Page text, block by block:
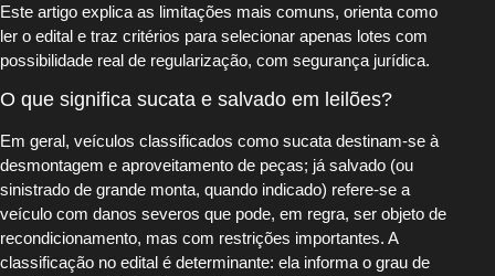
Este artigo explica as limitações mais comuns, orienta como
ler o edital e traz critérios para selecionar apenas lotes com
possibilidade real de regularização, com segurança jurídica.
O que significa sucata e salvado em leilões?
Em geral, veículos classificados como sucata destinam-se à
desmontagem e aproveitamento de peças; já salvado (ou
sinistrado de grande monta, quando indicado) refere-se a
veículo com danos severos que pode, em regra, ser objeto de
recondicionamento, mas com restrições importantes. A
classificação no edital é determinante: ela informa o grau de